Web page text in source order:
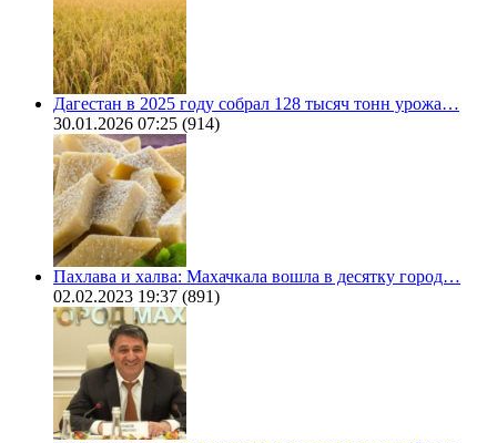
Дагестан в 2025 году собрал 128 тысяч тонн урожа…
30.01.2026 07:25 (914)
Пахлава и халва: Махачкала вошла в десятку город…
02.02.2023 19:37 (891)